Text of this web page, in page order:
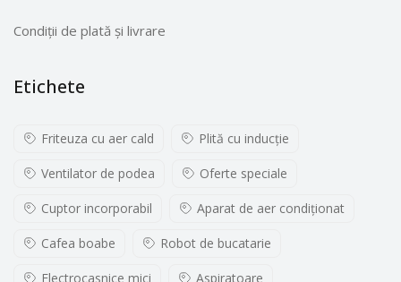
Condiții de plată și livrare
Etichete
Friteuza cu aer cald Plită cu inducţie
Ventilator de podea Oferte speciale
Cuptor incorporabil Aparat de aer condiționat
Cafea boabe Robot de bucatarie
Electrocasnice mici Aspiratoare